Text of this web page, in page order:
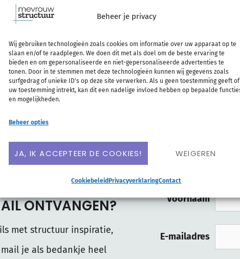
Beheer je privacy
Wij gebruiken technologieën zoals cookies om informatie over uw apparaat op te
slaan en/of te raadplegen. We doen dit met als doel om de beste ervaring te
bieden en om gepersonaliseerde en niet-gepersonaliseerde advertenties te
tonen. Door in te stemmen met deze technologieën kunnen wij gegevens zoals
surfgedrag of unieke ID's op deze site verwerken. Als u geen toestemming geeft of
uw toestemming intrekt, kan dit een nadelige invloed hebben op bepaalde
en mogelijkheden.
Beheer opties
JA, IK ACCEPTEER DE COOKIES! WEIGEREN
Cookiebeleid PrivacyverklaringContact
maar!
dit kip ketjap recept! Zo zou je de sperziebonen
toevoegen, zoals paprika, taugé of bosuitjes.
gerecht?
media:
Facebook LinkedIn
ONTVANGEN?
met structuur inspiratie,
je als bedankje heel
Voornaam
E-mailadres